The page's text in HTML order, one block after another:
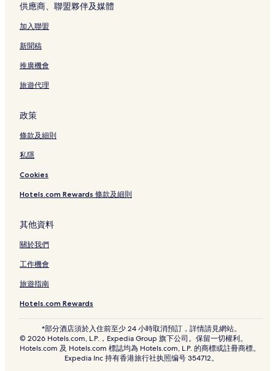
面
c
o
n
y
頁
面
e
頁
面
供應商、聯盟夥伴及媒體
加入聯盟
新聞稿
推廣機會
旅遊代理
政策
條款及細則
私隱
Cookies
Hotels.com Rewards 條款及細則
其他資料
關於我們
工作機會
旅遊指南
Hotels.com Rewards
*部分酒店須於入住前至少 24 小時取消預訂，詳情請見網站。
© 2026 Hotels.com, L.P.，Expedia Group 旗下公司。保留一切權利。
Hotels.com 及 Hotels.com 標誌均為 Hotels.com, L.P. 的商標或註冊商標。
Expedia Inc 持有香港旅行社执照编号 354712。